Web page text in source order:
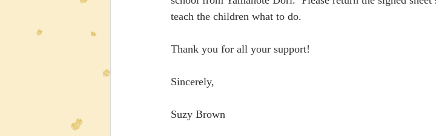
teach the children what to do.
Thank you for all your support!
Sincerely,
Suzy Brown